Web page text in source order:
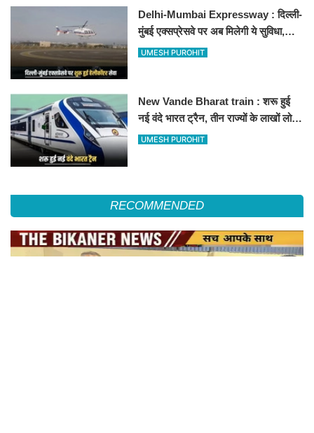
Delhi-Mumbai Expressway : दिल्ली-
मुंबई एक्सप्रेसवे पर अब मिलेगी ये सुविधा,
हेलीकॉप्टर सर्विस से तुरंत घायल पहुंचेगा
UMESH PUROHIT
New Vande Bharat train : शरू हुई
नई वंदे भारत ट्रैन, तीन राज्यों के लाखों लोगों
का सफर होगा आसान, देखें पूरा रूटमैप
UMESH PUROHIT
RECOMMENDED